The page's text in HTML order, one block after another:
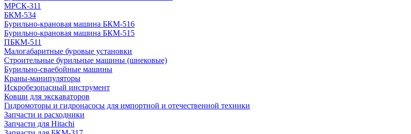
МРСК-311
БКМ-534
Бурильно-крановая машина БКМ-516
Бурильно-крановая машина БКМ-515
ПБКМ-511
Малогабаритные буровые установки
Строительные бурильные машины (шнековые)
Бурильно-сваебойные машины
Краны-манипуляторы
Искробезопасный инструмент
Ковши для экскаваторов
Гидромоторы и гидронасосы для импортной и отечественной техники
Запчасти и расходники
Запчасти для Hitachi